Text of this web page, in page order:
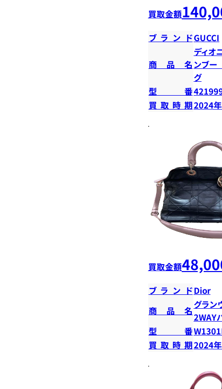
買取金額
ブランドGUCCI
商品名
ディ
ンブ
グ
型番
買取時期2024
買取金額
ブランドDior
商品名
グラ
2WAY
型番
買取時期2024